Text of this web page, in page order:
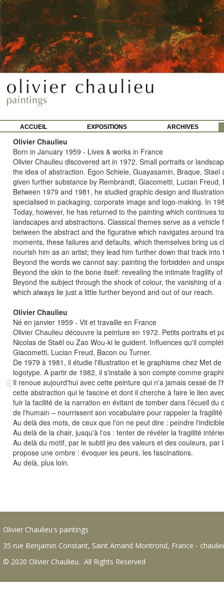
ACCUEIL EXPOSITIONS ARCHIVES
Olivier Chaulieu's paintings
35 rue Benjamin Constant, Saint Amand Montrond, France -
© 2020 Olivier Chaulieu. All Rights Reserved
Olivier Chaulieu
Born in January 1959 - Lives & works in France
Olivier Chaulieu discovered art in 1972. Small portraits or
the idea of abstraction. Egon Schiele, Guayasamin, Braque,
given further substance by Rembrandt, Giacometti, Lucian Freud,
Between 1979 and 1981, he studied graphic design and
specialised in packaging, corporate image and logo-making. In
Today, however, he has returned to the painting which continues
landscapes and abstractions. Classical themes serve as a
between the abstract and the figurative which navigates around
moments, these failures and defaults, which themselves bring
nourish him as an artist; they lead him further down that track
Beyond the words we cannot say: painting the forbidden and
Beyond the skin to the bone itself: revealing the intimate fragility
Beyond the subject through the shock of colour, the vanishing of
which always lie just a little further beyond and out of our reach.
Olivier Chaulieu
Né en janvier 1959 - Vit et travaille en France
Olivier Chaulieu découvre la peinture en 1972. Petits portraits et
Nicolas de Staël ou Zao Wou-ki le guident. Influences qu'il
Giacometti, Lucian Freud, Bacon ou Turner.
De 1979 à 1981, il étudie l'illustration et le graphisme chez Met
logotype. A partir de 1982, il s'installe à son compte comme
Il renoue aujourd'hui avec cette peinture qui n'a jamais cessé de
cette abstraction qui le fascine et dont il cherche à faire le lien
fuir la facilité de la narration en évitant de tomber dans l’écueil
de l'humain – nourrissent son vocabulaire pour rappeler la
Au delà des mots, de ceux que l'on ne peut dire : peindre
Au delà de la chair, jusqu'à l'os : tenter de révéler la fragilité
Au delà du motif, par le subtil jeu des valeurs et des couleurs,
propose une ombre : évoquer les peurs, les fascinations.
Au delà, plus loin.